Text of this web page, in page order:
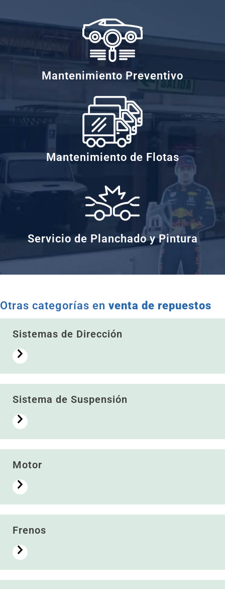
Mantenimiento Preventivo
Mantenimiento de Flotas
Servicio de Planchado y Pintura
Otras categorías en venta de repuestos
Sistemas de Dirección
Sistema de Suspensión
Motor
Frenos